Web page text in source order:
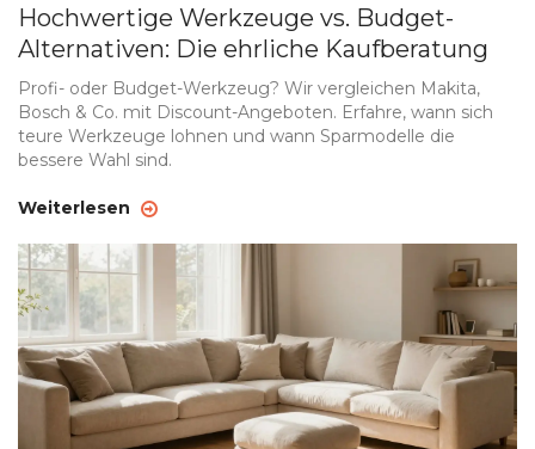
Hochwertige Werkzeuge vs. Budget-
Alternativen: Die ehrliche Kaufberatung
Profi- oder Budget-Werkzeug? Wir vergleichen Makita,
Bosch & Co. mit Discount-Angeboten. Erfahre, wann sich
teure Werkzeuge lohnen und wann Sparmodelle die
bessere Wahl sind.
Weiterlesen